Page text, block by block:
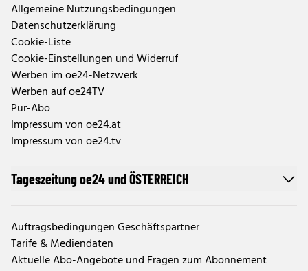
Allgemeine Nutzungsbedingungen
Datenschutzerklärung
Cookie-Liste
Cookie-Einstellungen und Widerruf
Werben im oe24-Netzwerk
Werben auf oe24TV
Pur-Abo
Impressum von oe24.at
Impressum von oe24.tv
Tageszeitung oe24 und ÖSTERREICH
Auftragsbedingungen Geschäftspartner
Tarife & Mediendaten
Aktuelle Abo-Angebote und Fragen zum Abonnement